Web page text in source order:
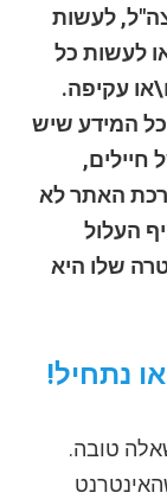
לעשות
לעשות כל
עקיפה.
המידע שיש
חיילים,
האתר לא
העלול
שלו היא
נתחיל!
טובה.